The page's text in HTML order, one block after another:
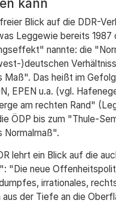
kann
Blick auf die DDR-
Leggewie bereits 1987
nannte: die
)deutschen
Maß". Das heißt im
EPEN u.a. (vgl.
am rechten Rand"
ÖDP bis zum "Thule-
Normalmaß".
lehrt ein Blick auf die
"Die neue
irrationales,
aus der Tiefe an die